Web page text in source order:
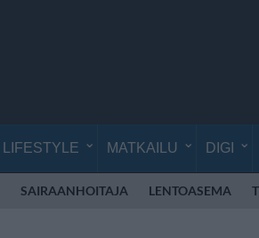
LIFESTYLE MATKAILU DIGI
SAIRAANHOITAJA LENTOASEMA